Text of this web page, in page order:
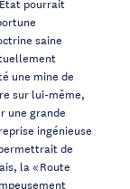
saine
une mine de
sur lui-même,
une grande
ingénieuse
de
la « Route